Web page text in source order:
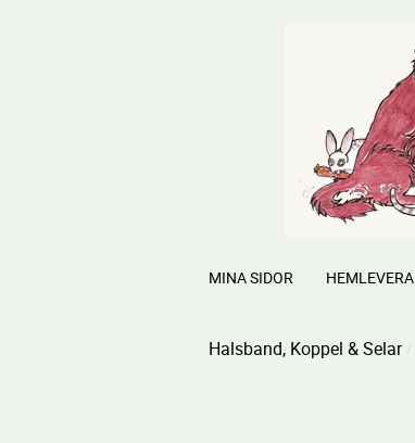
MINA SIDOR
Halsband, Koppel & Selar